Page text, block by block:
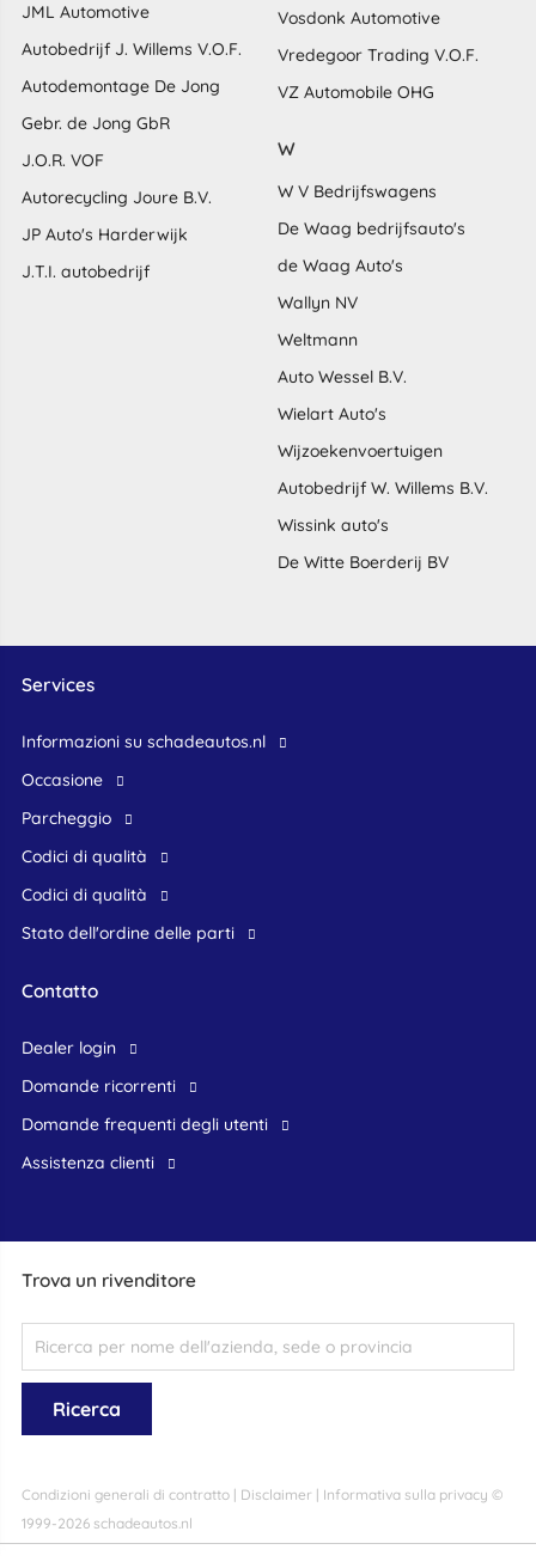
JML Automotive
Autobedrijf J. Willems V.O.F.
Autodemontage De Jong
Gebr. de Jong GbR
J.O.R. VOF
Autorecycling Joure B.V.
JP Auto's Harderwijk
J.T.I. autobedrijf
Vosdonk Automotive
Vredegoor Trading V.O.F.
VZ Automobile OHG
W
W V Bedrijfswagens
De Waag bedrijfsauto's
de Waag Auto's
Wallyn NV
Weltmann
Auto Wessel B.V.
Wielart Auto's
Wijzoekenvoertuigen
Autobedrijf W. Willems B.V.
Wissink auto's
De Witte Boerderij BV
Trova un rivenditore
Condizioni generali di contratto| Disclaimer | Informativa sulla privacy ©
1999-2026 schadeautos.nl
Services
Informazioni su schadeautos.nl
occasione
Parcheggio
Codici di qualità
Codici di qualità
Stato dell'ordine delle parti
Contatto
dealer login
domande ricorrenti
domande frequenti degli utenti
assistenza clienti